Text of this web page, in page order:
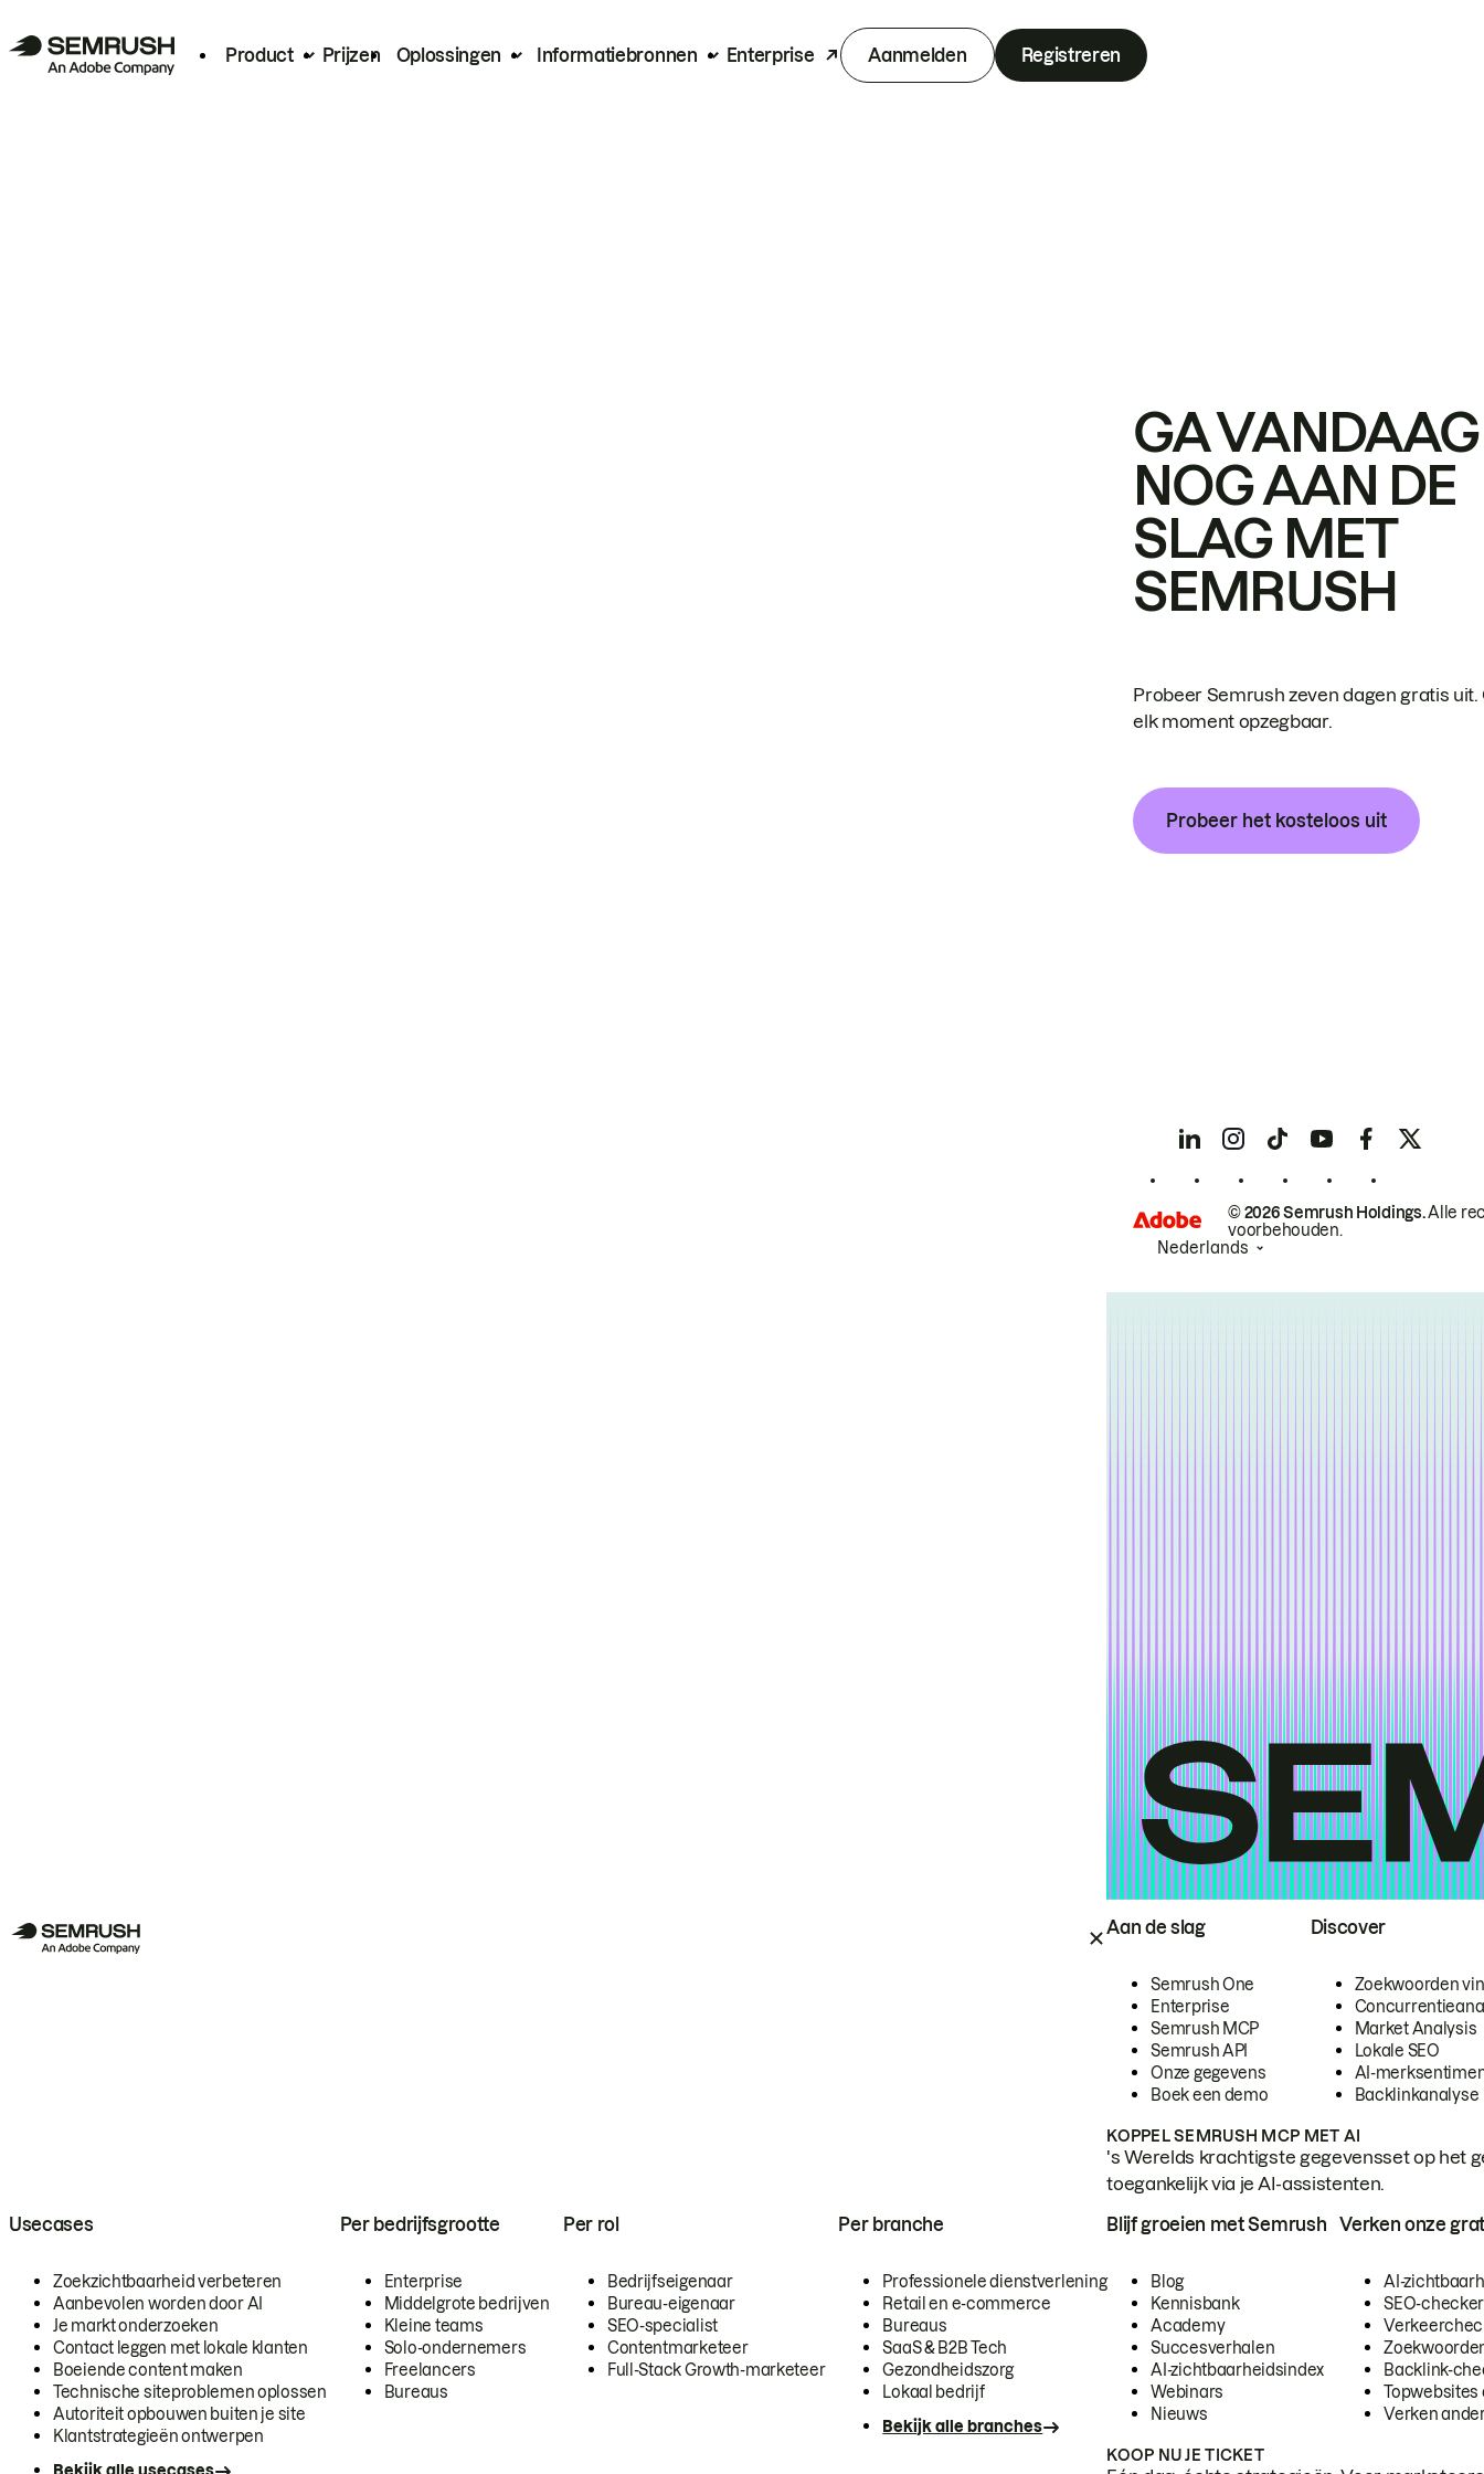
Product Prijzen Oplossingen Informatiebronnen Enterprise Aanmelden Registreren
Aan de slag
Semrush One
Enterprise
Semrush MCP
Semrush API
Onze gegevens
Boek een demo
Discover
Zoekwoorden
Market Analysis
Lokale SEO
AI-
Backlinkanalyse
KOPPEL SEMRUSH MCP MET AI
's Werelds krachtigste gegevensset op het
toegankelijk via je AI-assistenten.
Usecases
Zoekzichtbaarheid verbeteren
Aanbevolen worden door AI
Je markt onderzoeken
Contact leggen met lokale klanten
Boeiende content maken
Technische siteproblemen oplossen
Autoriteit opbouwen buiten je site
Klantstrategieën ontwerpen
Per bedrijfsgrootte
Enterprise
Middelgrote bedrijven
Kleine teams
Solo-ondernemers
Freelancers
Bureaus
Per rol
Bedrijfseigenaar
Bureau-eigenaar
SEO-specialist
Contentmarketeer
Full-Stack Growth-marketeer
Per branche
Professionele dienstverlening
Retail en e-commerce
Bureaus
SaaS & B2B Tech
Gezondheidszorg
Lokaal bedrijf
Bekijk alle branches
Blijf groeien met Semrush
Blog
Kennisbank
Academy
Succesverhalen
AI-zichtbaarheidsindex
Webinars
Nieuws
Verken onze
AI-
SEO-checker
Backlink-
Topwebsites
Verken
KOOP NU JE TICKET
GA VANDAAG
NOG AAN DE
SLAG MET
SEMRUSH
Probeer Semrush zeven dagen gratis uit.
elk moment opzegbaar.
Probeer het kosteloos uit
© 2026 Semrush Holdings.Alle
voorbehouden.
Nederlands